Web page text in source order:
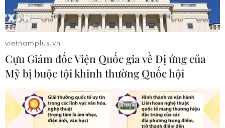
vietnamplus.vn
Cựu Giám đốc Viện Quốc gia về Dị ứng của
Mỹ bị buộc tội khinh thường Quốc hội